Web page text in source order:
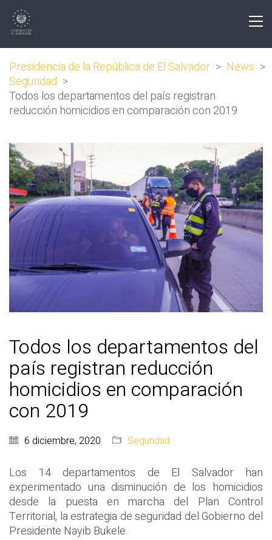
Presidencia de la República de El Salvador > News >
Seguridad >
Todos los departamentos del país registran
reducción homicidios en comparación con 2019
Todos los departamentos del
país registran reducción
homicidios en comparación
con 2019
6 diciembre, 2020 Seguridad
Los 14 departamentos de El Salvador han
experimentado una disminución de los homicidios
desde la puesta en marcha del Plan Control
Territorial, la estrategia de seguridad del Gobierno del
Presidente Nayib Bukele.